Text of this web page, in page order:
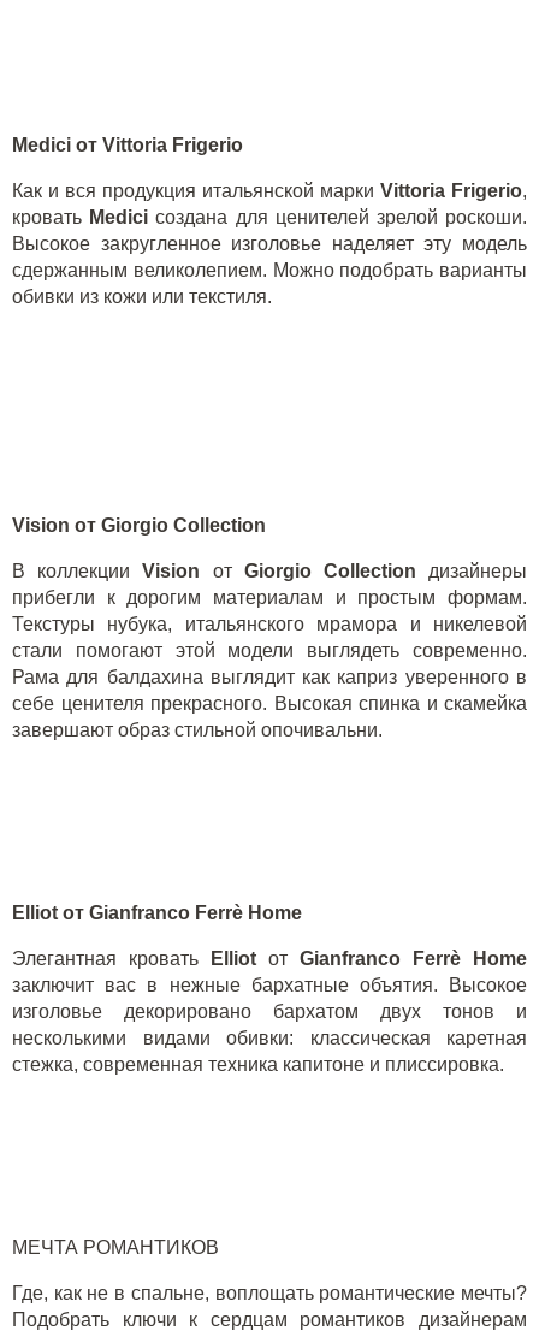
Medici от Vittoria Frigerio
Как и вся продукция итальянской марки Vittoria Frigerio,
кровать Medici создана для ценителей зрелой роскоши.
Высокое закругленное изголовье наделяет эту модель
сдержанным великолепием. Можно подобрать варианты
обивки из кожи или текстиля.
Vision от Giorgio Collection
В коллекцииVision от Giorgio Collection дизайнеры
прибегли к дорогим материалам и простым формам.
Текстуры нубука, итальянского мрамора и никелевой
стали помогают этой модели выглядеть современно.
Рама для балдахина выглядит как каприз уверенного в
себе ценителя прекрасного. Высокая спинка и скамейка
завершают образ стильной опочивальни.
Elliot от Gianfranco Ferrè Home
Элегантная кровать Elliot от Gianfranco Ferrè Home
заключит вас в нежные бархатные объятия.
Высокое
изголовье декорировано бархатом двух тонов и
несколькими видами обивки: классическая каретная
стежка, современная техника капитоне и плиссировка.
МЕЧТА РОМАНТИКОВ
Где, как не в спальне, воплощать романтические мечты?
Подобрать ключи к сердцам романтиков дизайнерам